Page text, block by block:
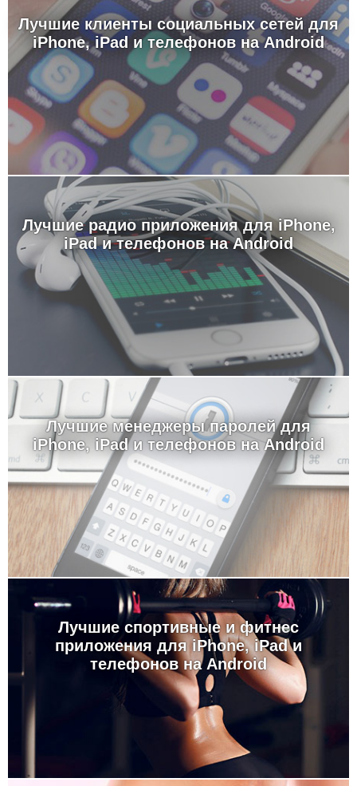
Лучшие клиенты социальных сетей для
iPhone, iPad и телефонов на Android
Лучшие радио приложения для iPhone,
iPad и телефонов на Android
Лучшие менеджеры паролей для
iPhone, iPad и телефонов на Android
Лучшие спортивные и фитнес
приложения для iPhone, iPad и
телефонов на Android